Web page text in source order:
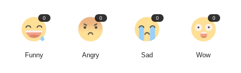
0
Funny
0
Angry
0
Sad
0
Wow